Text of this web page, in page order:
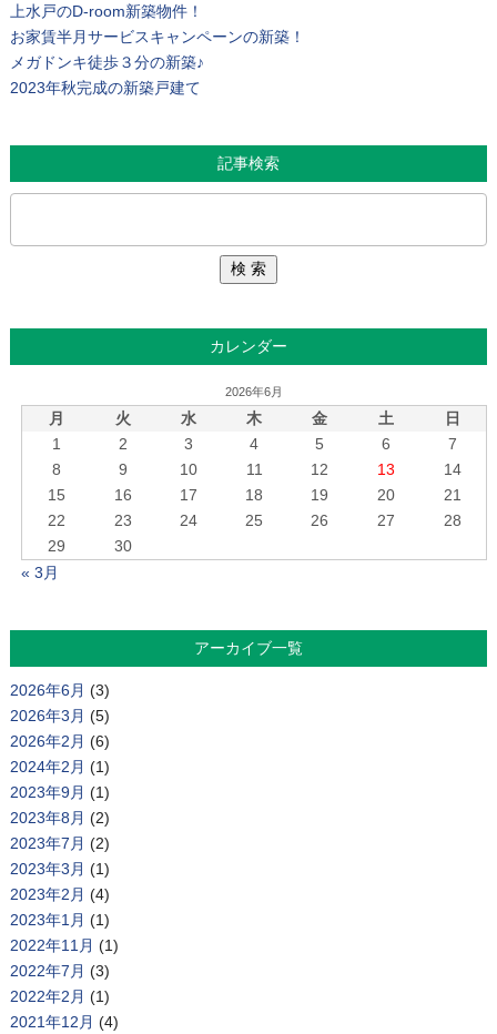
上水戸のD-room新築物件！
お家賃半月サービスキャンペーンの新築！
メガドンキ徒歩３分の新築♪
2023年秋完成の新築戸建て
記事検索
カレンダー
2026年6月
月 火 水 木 金 土
日
1
2 3 4 5 6
7
8
9 10 11 12 13
14
15
16 17 18 19 20
21
22
23 24 25 26 27
28
29
30
« 3月
アーカイブ一覧
2026年6月 (3)
2026年3月 (5)
2026年2月 (6)
2024年2月 (1)
2023年9月 (1)
2023年8月 (2)
2023年7月 (2)
2023年3月 (1)
2023年2月 (4)
2023年1月 (1)
2022年11月 (1)
2022年7月 (3)
2022年2月 (1)
2021年12月 (4)